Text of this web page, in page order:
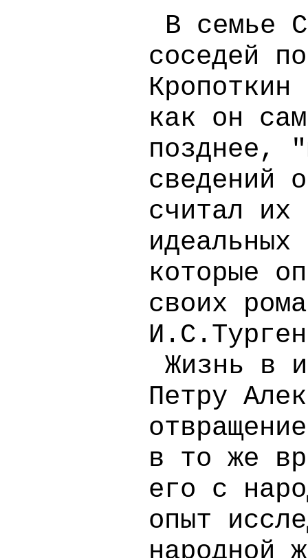
В семье
соседей
как он
позднее,
сведений
считал их
которые
своих
Жизнь в
Петру
в то же
его с
опыт
народной